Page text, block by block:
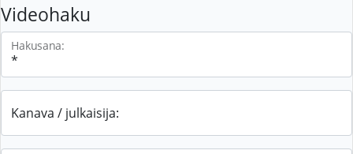
Videohaku
Hakusana:
Kanava / julkaisija: